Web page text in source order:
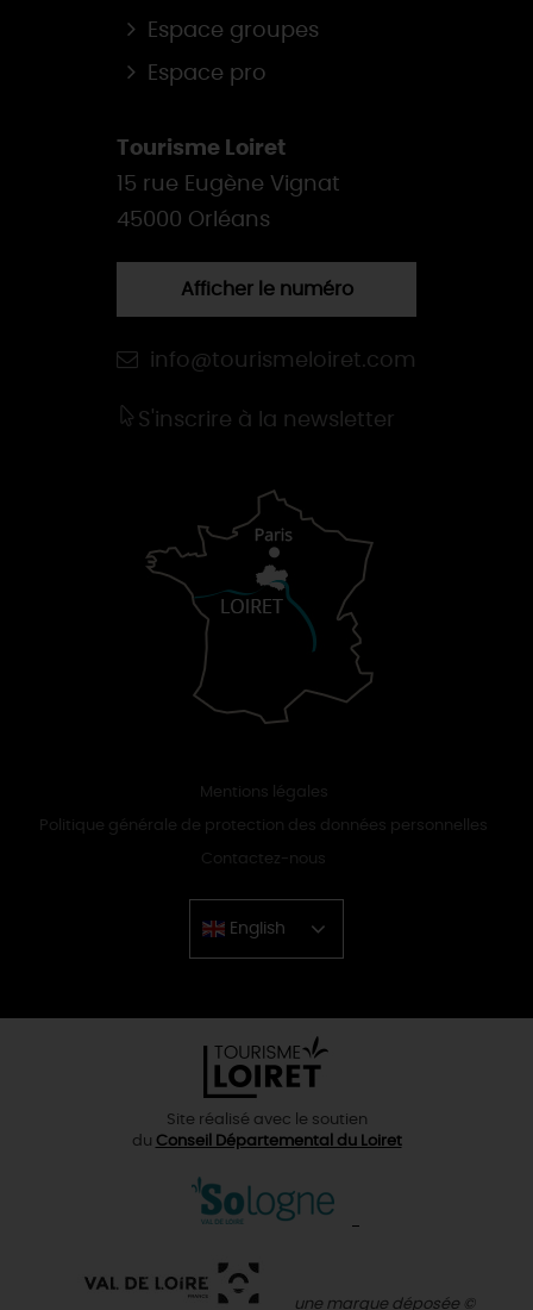
Espace groupes
Espace pro
Tourisme Loiret
15 rue Eugène Vignat
45000 Orléans
Afficher le numéro
info@tourismeloiret.com
S'inscrire à la newsletter
Mentions légales
Politique générale de protection des données personnelles
Contactez-nous
English
Chinese
Site réalisé avec le soutien
du Conseil Départemental du Loiret
une marque déposée ©